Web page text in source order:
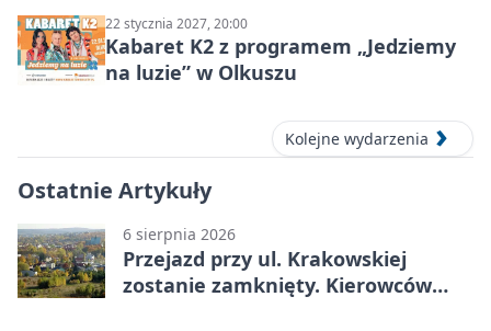
22 stycznia 2027, 20:00
Kabaret K2 z programem „Jedziemy
na luzie” w Olkuszu
Kolejne wydarzenia
Ostatnie Artykuły
6 sierpnia 2026
Przejazd przy ul. Krakowskiej
zostanie zamknięty. Kierowców